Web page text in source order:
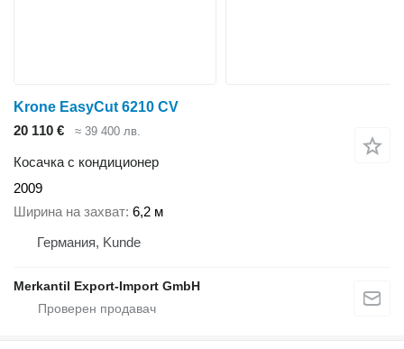
Krone EasyCut 6210 CV
20 110 €
≈ 39 400 лв.
Косачка с кондиционер
2009
Ширина на захват 6,2 м
Германия, Kunde
Merkantil Export-Import GmbH